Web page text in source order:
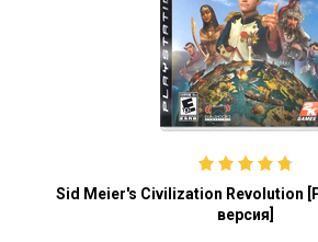
Sid Meier's Civilization Revolution
версия]